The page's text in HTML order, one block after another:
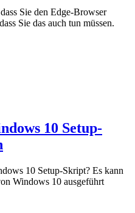
Sie den Edge-Browser
Sie das auch tun müssen.
10 Setup-
10 Setup-Skript? Es kann
Windows 10 ausgeführt